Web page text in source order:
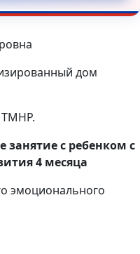
дом
ТМНР.
с ребенком с
4 месяца
эмоционального